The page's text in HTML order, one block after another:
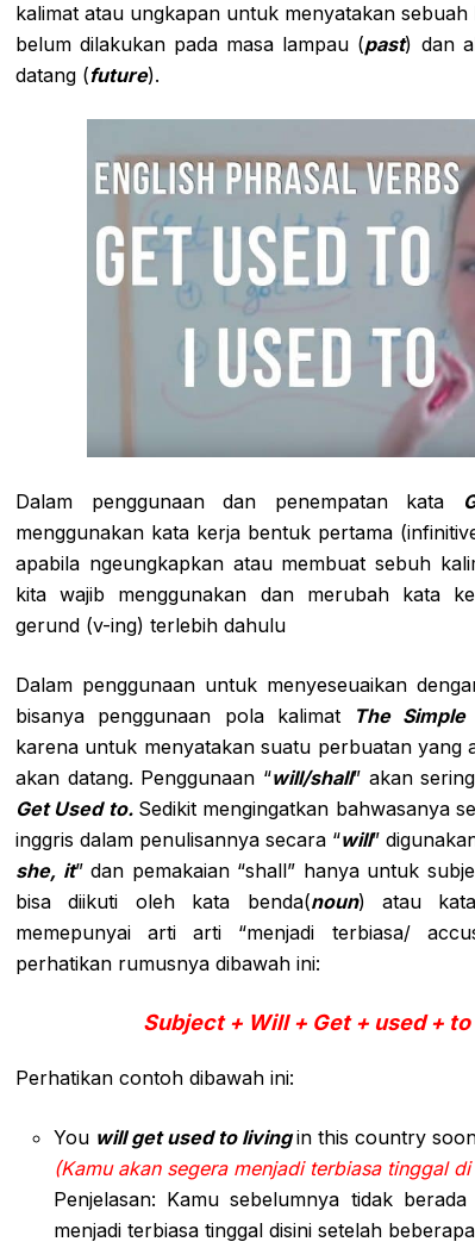
kalimat atau ungkapan untuk menyatakan
belum dilakukan pada masa lampau (past) dan
datang (future).
Dalam penggunaan dan penempatan kata
menggunakan kata kerja bentuk pertama
apabila ngeungkapkan atau membuat sebuh
kita wajib menggunakan dan merubah kata
gerund (v-ing) terlebih dahulu
Dalam penggunaan untuk menyeseuaikan
bisanya penggunaan pola kalimat
The Simple
karena untuk menyatakan suatu perbuatan yang
akan datang. Penggunaan “will/shall” akan
Get Used to. Sedikit mengingatkan bahwasanya
inggris dalam penulisannya secara “will”
she, it” dan pemakaian “shall” hanya untuk
bisa diikuti oleh kata benda(noun) atau
memepunyai arti arti “menjadi terbiasa/
perhatikan rumusnya dibawah ini:
Subject + Will + Get + used +
Perhatikan contoh dibawah ini:
You will get used to livingin this country
(Kamu akan segera menjadi terbiasa tinggal
Penjelasan: Kamu sebelumnya tidak
menjadi terbiasa tinggal disini setelah